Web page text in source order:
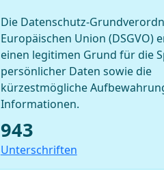
Die Datenschutz-
Europäischen Union (DSGVO)
einen legitimen Grund für die
persönlicher Daten sowie die
kürzestmögliche
Informationen.
943
Unterschriften